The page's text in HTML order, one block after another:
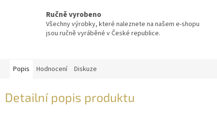
Ručně vyrobeno
Všechny výrobky, které naleznete na našem e-shopu
jsou ručně vyráběné v České republice.
Popis Hodnocení Diskuze
Detailní popis produktu